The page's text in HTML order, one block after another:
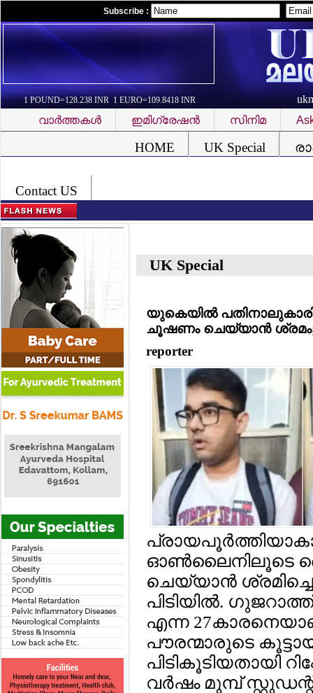
Subscribe :
1 POUND=128.238 INR 1 EURO=109.8418 INR
വാര്‍ത്തകള്‍
ഇമിഗ്രേഷന്‍ സിനിമ
HOME UK Special
Contact US
UK Special
യുകെയില്‍
ചൂഷണം ചെയ്യാന്‍ ശ്രമം;
reporter
ഓണ്‍ലൈനിലൂടെ
ചെയ്യാന്‍
പിടിയില്‍.
എന്ന
പൗരന്മാരുടെ
പിടികൂടിയതായി
വര്‍ഷം മുമ്പ്